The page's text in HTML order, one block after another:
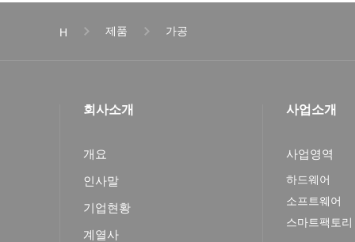
H 제품 가공
회사소개
개요
인사말
기업현황
계열사
사업소개
사업영역
하드웨어
소프트웨어
스마트팩토리